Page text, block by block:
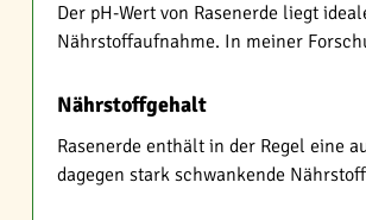
Der pH-Wert von Rasenerde liegt
Nährstoffaufnahme. In meiner
Nährstoffgehalt
Rasenerde enthält in der Regel eine
dagegen stark schwankende